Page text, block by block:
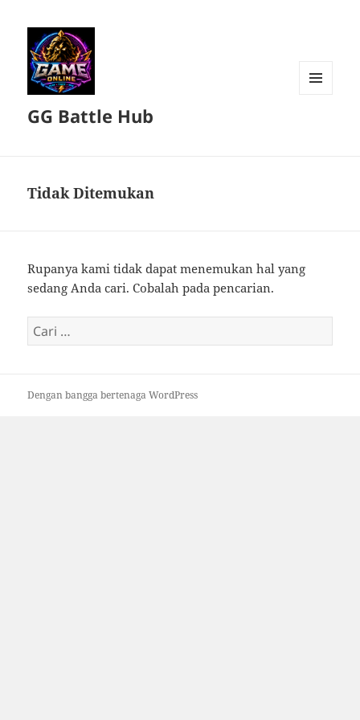
GG Battle Hub
Tidak Ditemukan
Rupanya kami tidak dapat menemukan hal yang
sedang Anda cari. Cobalah pada pencarian.
Cari
untuk:
Dengan bangga bertenaga WordPress